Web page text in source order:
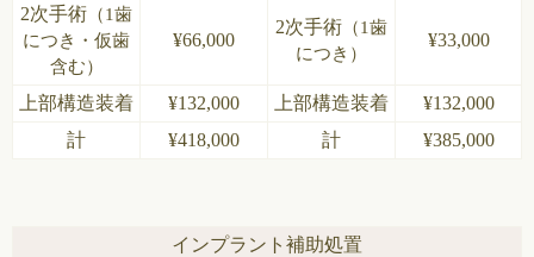
2次手術 （1歯
につき・仮歯
含む）
¥66,000
2次手術 （1歯
につき）
¥33,000
上部構造装着 ¥132,000 上部構造装着
¥132,000
計
¥418,000 計 ¥385,000
インプラント補助処置